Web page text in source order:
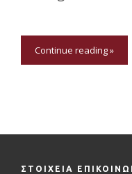
Continue reading »
ΣΤΟΙΧΕΙΑ